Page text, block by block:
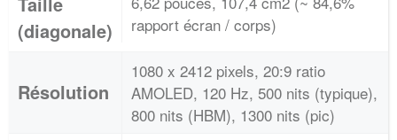
(diagonale)
rapport écran / corps)
Résolution
1080 x 2412 pixels, 20:9 ratio
AMOLED, 120 Hz, 500 nits (typique),
800 nits (HBM), 1300 nits (pic)